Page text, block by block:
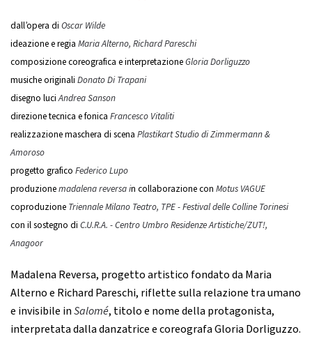
dall’opera di Oscar Wilde
ideazione e regia Maria Alterno, Richard Pareschi
composizione coreografica e interpretazioneGloria Dorliguzzo
musiche originali Donato Di Trapani
disegno luciAndrea Sanson
direzione tecnica e fonica Francesco Vitaliti
realizzazione maschera di scena Plastikart Studio di Zimmermann &
Amoroso
progetto grafico Federico Lupo
produzionemadalena reversa in collaborazione con Motus VAGUE
coproduzione Triennale Milano Teatro, TPE - Festival delle Colline Torinesi
con il sostegno di C.U.R.A. - Centro Umbro Residenze Artistiche/ZUT!,
Anagoor
Madalena Reversa, progetto artistico fondato da Maria
Alterno e Richard Pareschi, riflette sulla relazione tra umano
e invisibile inSalomé, titolo e nome della protagonista,
interpretata dalla danzatrice e coreografa Gloria Dorliguzzo.